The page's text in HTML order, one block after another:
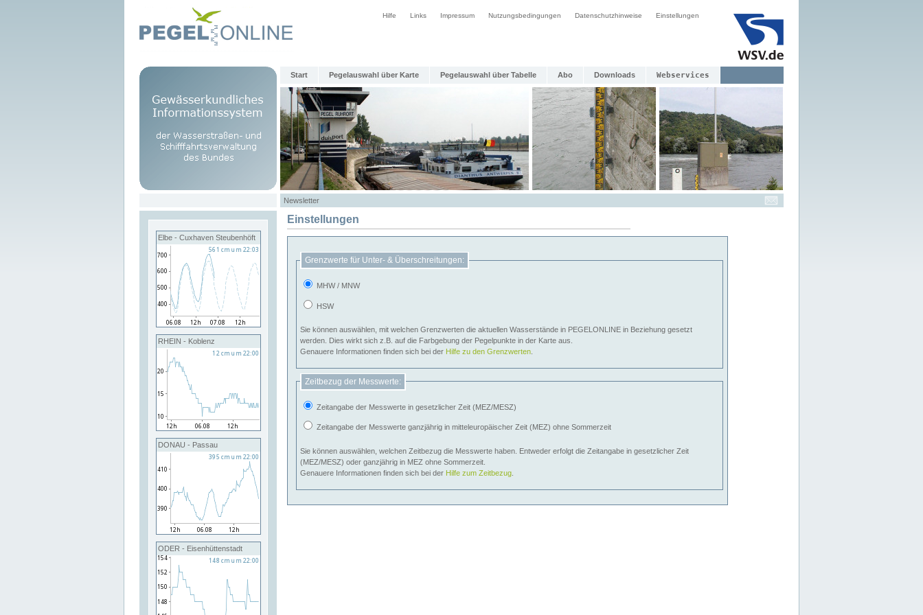
Hilfe Links Impressum Nutzungsbedingungen Datenschutzhinweise Einstellungen
Start Pegelauswahl über Karte Pegelauswahl über Tabelle Abo Downloads Webservices
Newsletter
Elbe - Cuxhaven Steubenhöft
RHEIN - Koblenz
DONAU - Passau
ODER - Eisenhüttenstadt
Einstellungen
Grenzwerte für Unter- & Überschreitungen:
MHW / MNW
HSW
Sie können auswählen, mit welchen Grenzwerten die aktuellen Wasserstände in PEGELONLINE in Beziehung gesetzt
werden. Dies wirkt sich z.B. auf die Farbgebung der Pegelpunkte in der Karte aus.
Genauere Informationen finden sich bei der Hilfe zu den Grenzwerten
Zeitbezug der Messwerte:
Zeitangabe der Messwerte in gesetzlicher Zeit (MEZ/MESZ)
Zeitangabe der Messwerte ganzjährig in mitteleuropäischer Zeit (MEZ) ohne Sommerzeit
Sie können auswählen, welchen Zeitbezug die Messwerte haben. Entweder erfolgt die Zeitangabe in gesetzlicher Zeit
(MEZ/MESZ) oder ganzjährig in MEZ ohne Sommerzeit.
Genauere Informationen finden sich bei der Hilfe zum Zeitbezug